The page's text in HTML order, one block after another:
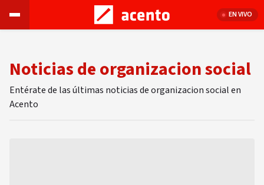
EN VIVO
Noticias de organizacion social
Entérate de las últimas noticias de organizacion social en
Acento